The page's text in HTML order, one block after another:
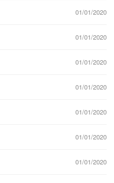
01/01/2020
01/01/2020
01/01/2020
01/01/2020
01/01/2020
01/01/2020
01/01/2020